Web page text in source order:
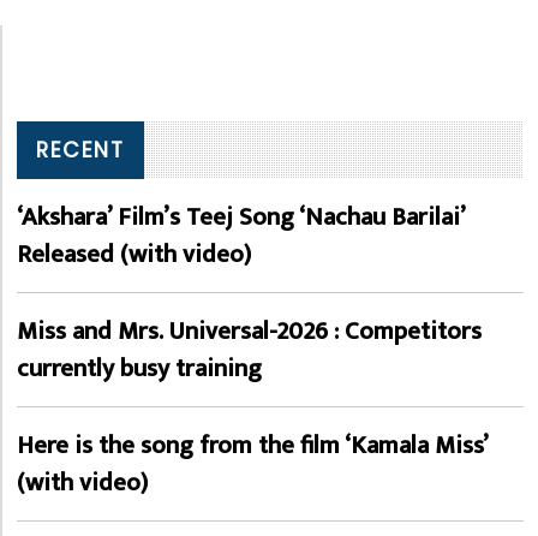
RECENT
‘Akshara’ Film’s Teej Song ‘Nachau Barilai’
Released (with video)
Miss and Mrs. Universal-2026 : Competitors
currently busy training
Here is the song from the film ‘Kamala Miss’
(with video)